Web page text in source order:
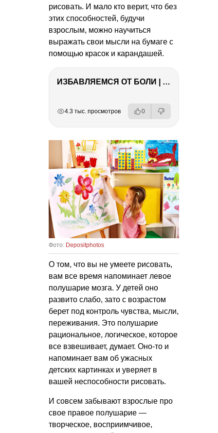
рисовать. И мало кто верит, что без
этих способностей, будучи
взрослым, можно научиться
выражать свои мысли на бумаге с
помощью красок и карандашей.
ИЗБАВЛЯЕМСЯ ОТ БОЛИ | Важность режима и питания
4.3 тыс. просмотров 0
Фото: Depositphotos
О том, что вы не умеете рисовать,
вам все время напоминает левое
полушарие мозга. У детей оно
развито слабо, зато с возрастом
берет под контроль чувства, мысли,
переживания. Это полушарие
рациональное, логическое, которое
все взвешивает, думает. Оно-то и
напоминает вам об ужасных
детских картинках и уверяет в
вашей неспособности рисовать.
И совсем забывают взрослые про
свое правое полушарие —
творческое, восприимчивое,